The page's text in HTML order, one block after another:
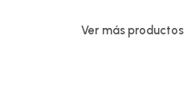
Ver más productos